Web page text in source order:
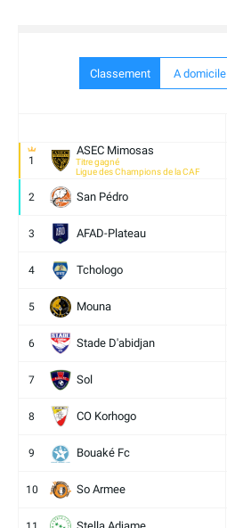
Classement A domicile
1
ASEC Mimosas
Titre gagné
Ligue des Champions de la CAF
2 San Pédro
3 AFAD-Plateau
4 Tchologo
5 Mouna
6 Stade D'abidjan
7 Sol
8 CO Korhogo
9 Bouaké Fc
10 So Armee